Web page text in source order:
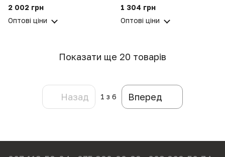
гідрозатвором
2 мм
2 002 грн
Оптові ціни
п'єзопідпалом + кейс
1 304 грн
Оптові ціни
Показати ще 20 товарів
Назад 1 з 6 Вперед